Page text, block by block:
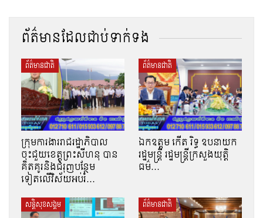
ព័ត៌មានដែលជាប់ទាក់ទង
ព័ត៌មានជាតិ
ក្រុមការងាររាជរដ្ឋាភិបាល
ចុះជួយខេត្តព្រះសីហនុ បាន
គិតគូរនិងជំរុញបន្ថែម
ទៀតលើវិស័យអប់រំ…
ព័ត៌មានជាតិ
ឯកឧត្តម កើត រិទ្ធ ឧបនាយក
រដ្ឋមន្ត្រី រដ្ឋមន្ត្រីក្រសួងយុត្តិ
ធម៌…
សន្តិសុខសង្គម ព័ត៌មានជាតិ